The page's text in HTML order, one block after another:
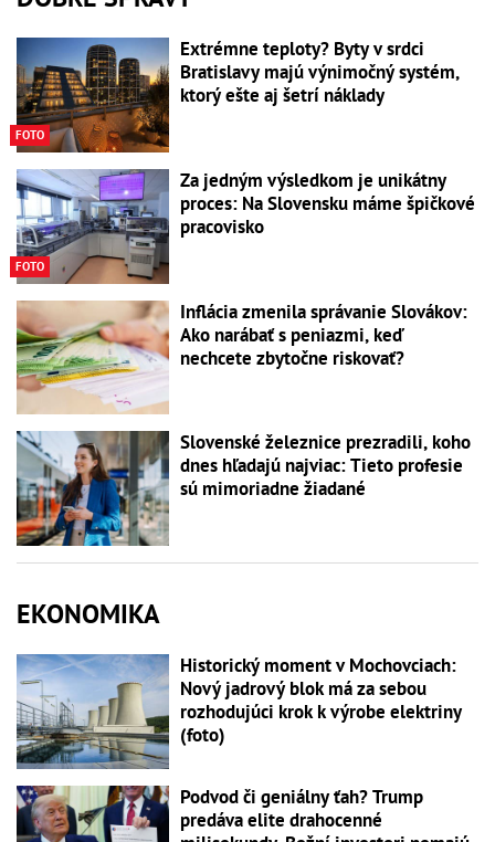
FOTO
Extrémne teploty? Byty v srdci
Bratislavy majú výnimočný systém,
ktorý ešte aj šetrí náklady
FOTO
Za jedným výsledkom je unikátny
proces: Na Slovensku máme špičkové
pracovisko
Inflácia zmenila správanie Slovákov:
Ako narábať s peniazmi, keď
nechcete zbytočne riskovať?
Slovenské železnice prezradili, koho
dnes hľadajú najviac: Tieto profesie
sú mimoriadne žiadané
EKONOMIKA
Historický moment v Mochovciach:
Nový jadrový blok má za sebou
rozhodujúci krok k výrobe elektriny
(foto)
Podvod či geniálny ťah? Trump
predáva elite drahocenné